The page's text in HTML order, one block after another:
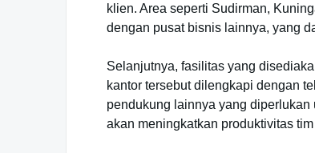
klien. Area seperti Sudirman,
dengan pusat bisnis lainnya, yang
Selanjutnya, fasilitas yang
kantor tersebut dilengkapi dengan
pendukung lainnya yang
akan meningkatkan produktivitas